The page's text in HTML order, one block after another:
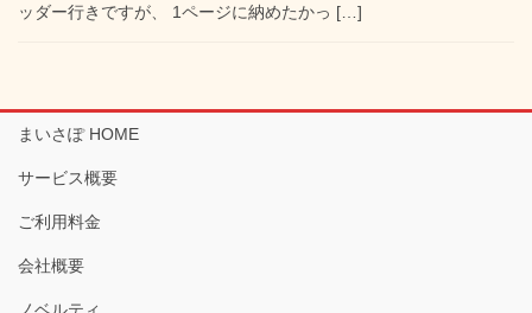
ッダー行きですが、 1ページに納めたかっ […]
まいさぽ HOME
サービス概要
ご利用料金
会社概要